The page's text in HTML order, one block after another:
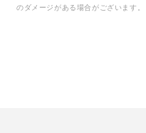
のダメージがある場合がございます。